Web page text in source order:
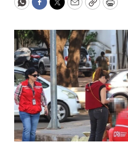
WhatsApp
Facebook
Twitter
EmailCopyPrint